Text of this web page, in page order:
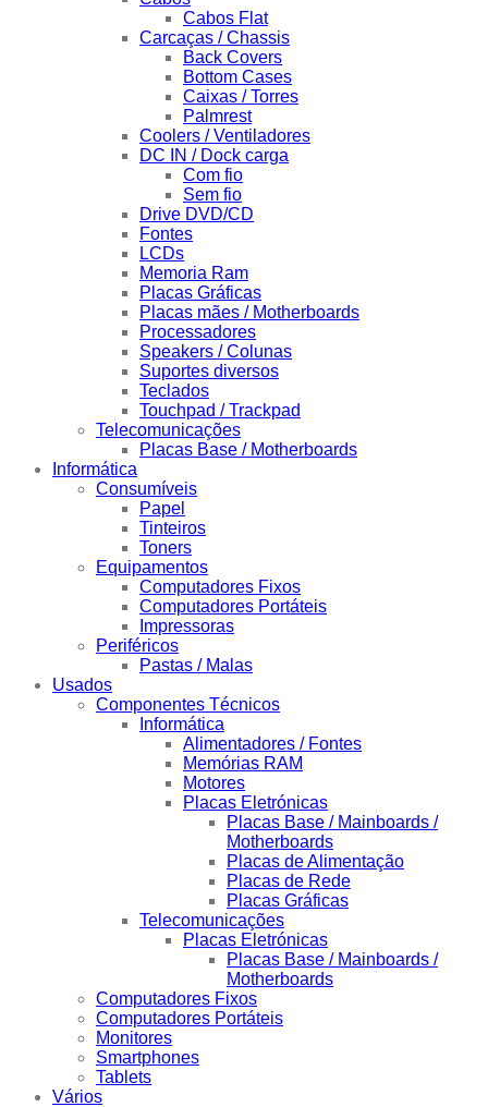
Cabos Flat
Carcaças / Chassis
Back Covers
Bottom Cases
Caixas / Torres
Palmrest
Coolers / Ventiladores
DC IN / Dock carga
Com fio
Sem fio
Drive DVD/CD
Fontes
LCDs
Memoria Ram
Placas Gráficas
Placas mães / Motherboards
Processadores
Speakers / Colunas
Suportes diversos
Teclados
Touchpad / Trackpad
Telecomunicações
Placas Base / Motherboards
Informática
Consumíveis
Papel
Tinteiros
Toners
Equipamentos
Computadores Fixos
Computadores Portáteis
Impressoras
Periféricos
Pastas / Malas
Usados
Componentes Técnicos
Informática
Alimentadores / Fontes
Memórias RAM
Motores
Placas Eletrónicas
Placas Base / Mainboards /
Motherboards
Placas de Alimentação
Placas de Rede
Placas Gráficas
Telecomunicações
Placas Eletrónicas
Placas Base / Mainboards /
Motherboards
Computadores Fixos
Computadores Portáteis
Monitores
Smartphones
Tablets
Vários